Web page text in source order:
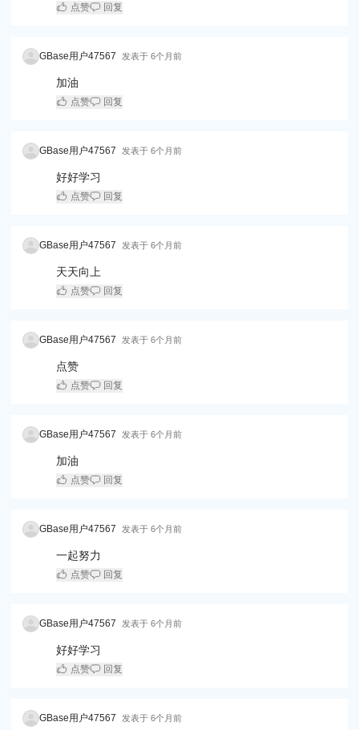
点赞 回复
GBase用户47567 发表于 6个月前
加油
点赞 回复
GBase用户47567 发表于 6个月前
好好学习
点赞 回复
GBase用户47567 发表于 6个月前
天天向上
点赞 回复
GBase用户47567 发表于 6个月前
点赞
点赞 回复
GBase用户47567 发表于 6个月前
加油
点赞 回复
GBase用户47567 发表于 6个月前
一起努力
点赞 回复
GBase用户47567 发表于 6个月前
好好学习
点赞 回复
GBase用户47567 发表于 6个月前